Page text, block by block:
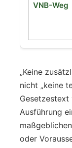
„Keine
nicht „keine
Ausführung
oder